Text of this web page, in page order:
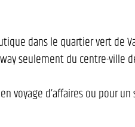
dans le quartier vert de
seulement du centre-ville
voyage d’affaires ou pour